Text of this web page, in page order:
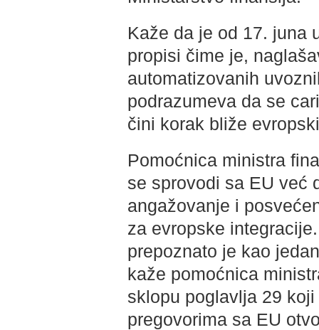
Kaže da je od 17. juna
propisi čime je,
automatizovanih
podrazumeva da se
čini korak bliže
Pomoćnica ministra
se sprovodi sa EU već
angažovanje i
za evropske
prepoznato je kao
kaže pomoćnica
sklopu poglavlja 29
pregovorima sa EU